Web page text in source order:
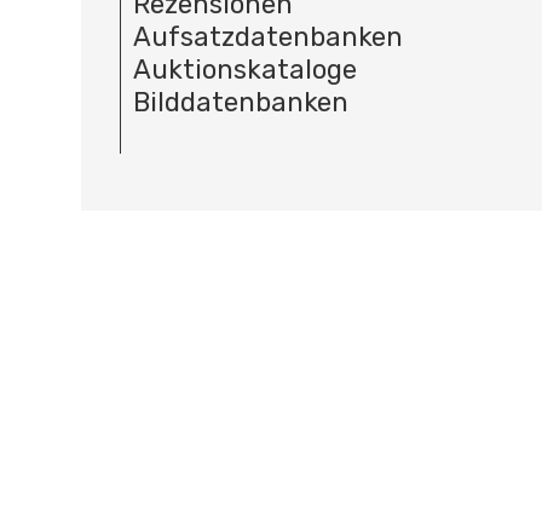
Aufsatzdatenbanken
Auktionskataloge
Bilddatenbanken